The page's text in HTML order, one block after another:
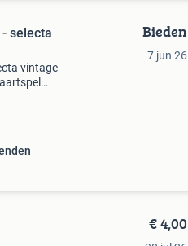
selecta
vintage
Bieden
7 jun 26
€ 4,00